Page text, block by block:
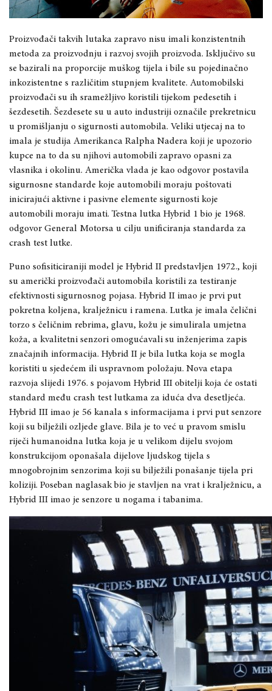
Proizvođači takvih lutaka zapravo nisu imali konzistentnih
metoda za proizvodnju i razvoj svojih proizvoda. Isključivo su
se bazirali na proporcije muškog tijela i bile su pojedinačno
inkozistentne s različitim stupnjem kvalitete. Automobilski
proizvođači su ih sramežljivo koristili tijekom pedesetih i
šezdesetih. Šezdesete su u auto industriji označile prekretnicu
u promišljanju o sigurnosti automobila. Veliki utjecaj na to
imala je studija Amerikanca Ralpha Nadera koji je upozorio
kupce na to da su njihovi automobili zapravo opasni za
vlasnika i okolinu. Američka vlada je kao odgovor postavila
sigurnosne standarde koje automobili moraju poštovati
inicirajući aktivne i pasivne elemente sigurnosti koje
automobili moraju imati. Testna lutka Hybrid 1 bio je 1968.
odgovor General Motorsa u cilju unificiranja standarda za
crash test lutke.
Puno sofisiticiraniji model je Hybrid II predstavljen 1972., koji
su američki proizvođači automobila koristili za testiranje
efektivnosti sigurnosnog pojasa. Hybrid II imao je prvi put
pokretna koljena, kralježnicu i ramena. Lutka je imala čelični
torzo s čeličnim rebrima, glavu, kožu je simulirala umjetna
koža, a kvalitetni senzori omogućavali su inženjerima zapis
značajnih informacija. Hybrid II je bila lutka koja se mogla
koristiti u sjedećem ili uspravnom položaju. Nova etapa
razvoja slijedi 1976. s pojavom Hybrid III obitelji koja će ostati
standard među crash test lutkama za iduća dva desetljeća.
Hybrid III imao je 56 kanala s informacijama i prvi put senzore
koji su bilježili ozljede glave. Bila je to već u pravom smislu
riječi humanoidna lutka koja je u velikom dijelu svojom
konstrukcijom oponašala dijelove ljudskog tijela s
mnogobrojnim senzorima koji su bilježili ponašanje tijela pri
koliziji. Poseban naglasak bio je stavljen na vrat i kralježnicu, a
Hybrid III imao je senzore u nogama i tabanima.